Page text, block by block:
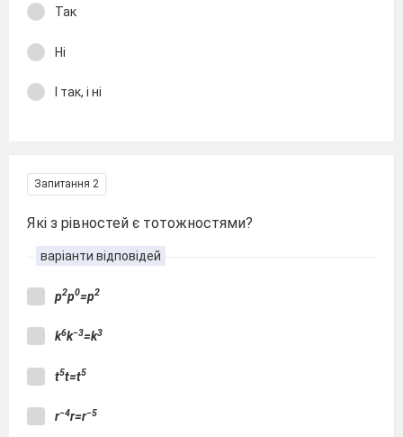
Так
Ні
І так, і ні
Запитання 2
Які з рівностей є тотожностями?
варіанти відповідей
p2p0=p2
k6k−3=k3
t5t=t5
r−4r=r−5